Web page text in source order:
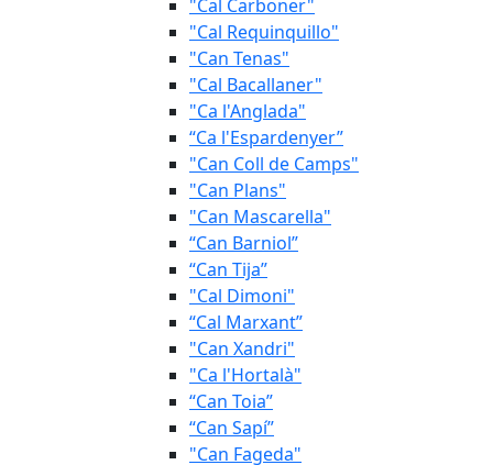
"Cal Carboner"
"Cal Requinquillo"
"Can Tenas"
"Cal Bacallaner"
"Ca l'Anglada"
“Ca l'Espardenyer”
"Can Coll de Camps"
"Can Plans"
"Can Mascarella"
“Can Barniol”
“Can Tija”
"Cal Dimoni"
“Cal Marxant”
"Can Xandri"
"Ca l'Hortalà"
“Can Toia”
“Can Sapí”
"Can Fageda"